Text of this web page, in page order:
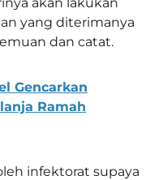
yang diterimanya
dan catat.
Gencarkan
Ramah
infektorat supaya